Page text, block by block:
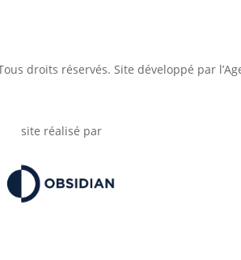
droits réservés. Site développé par
site réalisé par